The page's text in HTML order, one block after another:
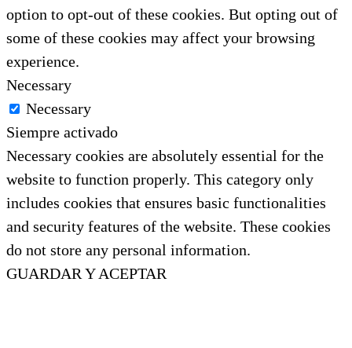
option to opt-out of these cookies. But opting out of
some of these cookies may affect your browsing
experience.
Necessary
Necessary
Siempre activado
Necessary cookies are absolutely essential for the
website to function properly. This category only
includes cookies that ensures basic functionalities
and security features of the website. These cookies
do not store any personal information.
GUARDAR Y ACEPTAR